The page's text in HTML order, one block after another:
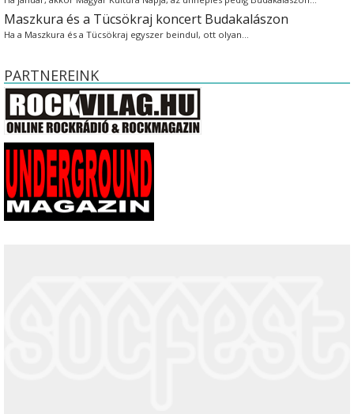
Maszkura és a Tücsökraj koncert Budakalászon
Ha a Maszkura és a Tücsökraj egyszer beindul, ott olyan…
PARTNEREINK